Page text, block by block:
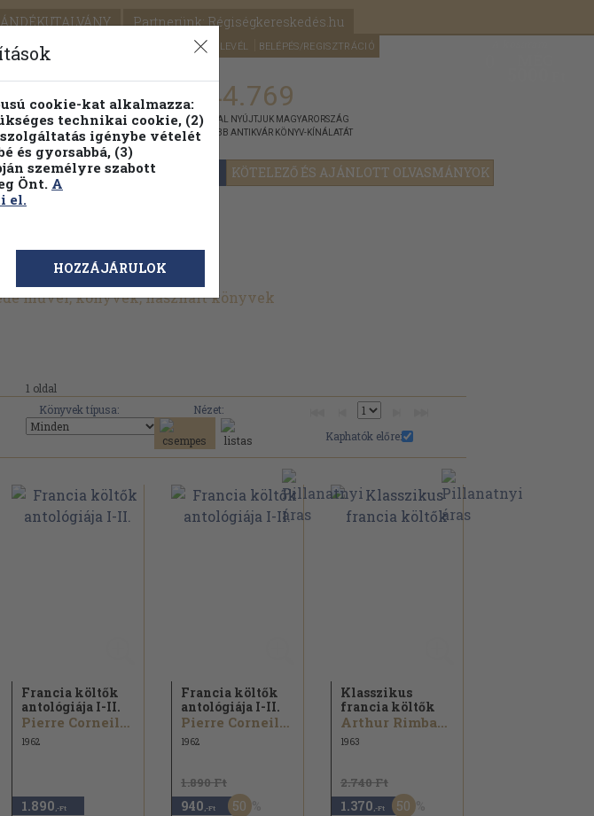
Partnerünk: Régiségkereskedés.hu
SEGÍTSÉG HÍRLEVÉL BELÉPÉS/REGISZTRÁCIÓ
FENNTARTHATÓ OLVASMÁNYOK KÖTELEZŐ ÉS AJÁNLOTT OLVASMÁNYOK
Témaköri fa 1.144.769
KIADVÁNNYAL NYÚJTJUK MAGYARORSZÁG
LEGNAGYOBB ANTIKVÁR KÖNYV-KÍNÁLATÁT
művei, könyvek, használt könyvek
1 oldal
Könyvek típusa:
Nézet:
Kaphatók előre:
Francia költők
antológiája I-II.
Pierre Corneille...
1962
1.890 ,-Ft
Francia költők
antológiája I-II.
Pierre Corneille...
1962
1.890 Ft
940 ,-Ft 50
Klasszikus
francia költők
Arthur Rimbaud...
1963
2.740 Ft
1.370 ,-Ft 50
cookie-kat alkalmazza:
technikai cookie, (2)
igénybe vételét
és gyorsabbá, (3)
személyre szabott
Önt. A
el.
HOZZÁJÁRULOK